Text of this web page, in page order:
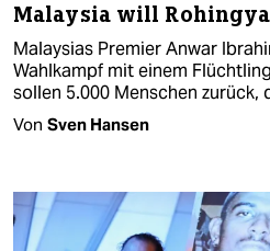
Malaysia will
Malaysias Premier Anwar
Wahlkampf mit einem
sollen 5.000 Menschen zurück,
Von Sven Hansen